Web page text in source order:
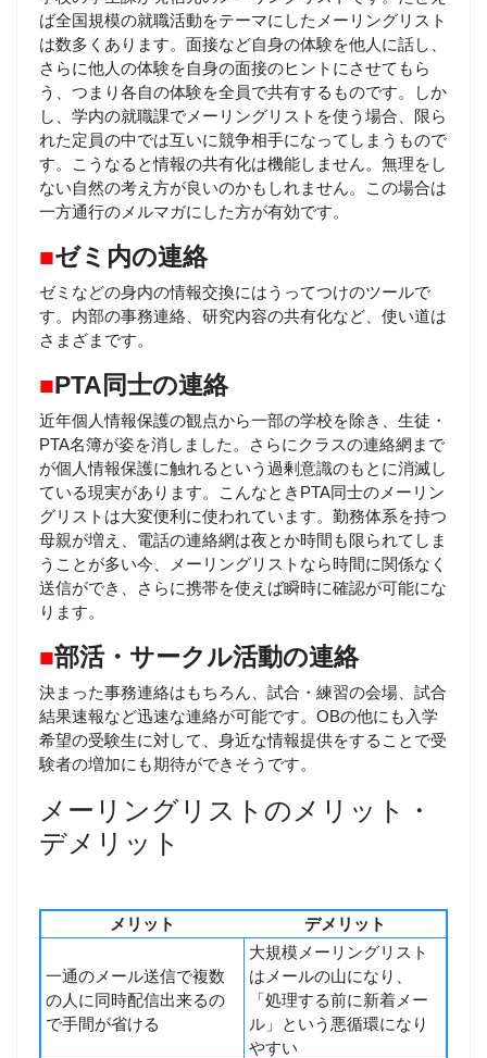
ば全国規模の就職活動をテーマにしたメーリングリスト
は数多くあります。面接など自身の体験を他人に話し、
さらに他人の体験を自身の面接のヒントにさせてもら
う、つまり各自の体験を全員で共有するものです。しか
し、学内の就職課でメーリングリストを使う場合、限ら
れた定員の中では互いに競争相手になってしまうもので
す。こうなると情報の共有化は機能しません。無理をし
ない自然の考え方が良いのかもしれません。この場合は
一方通行のメルマガにした方が有効です。
■ゼミ内の連絡
ゼミなどの身内の情報交換にはうってつけのツールで
す。内部の事務連絡、研究内容の共有化など、使い道は
さまざまです。
■PTA同士の連絡
近年個人情報保護の観点から一部の学校を除き、生徒・
PTA名簿が姿を消しました。さらにクラスの連絡網まで
が個人情報保護に触れるという過剰意識のもとに消滅し
ている現実があります。こんなときPTA同士のメーリン
グリストは大変便利に使われています。勤務体系を持つ
母親が増え、電話の連絡網は夜とか時間も限られてしま
うことが多い今、メーリングリストなら時間に関係なく
送信ができ、さらに携帯を使えば瞬時に確認が可能にな
ります。
■部活・サークル活動の連絡
決まった事務連絡はもちろん、試合・練習の会場、試合
結果速報など迅速な連絡が可能です。OBの他にも入学
希望の受験生に対して、身近な情報提供をすることで受
験者の増加にも期待ができそうです。
メーリングリストのメリット・
デメリット
メリット デメリット
一通のメール送信で複数
の人に同時配信出来るの
で手間が省ける
大規模メーリングリスト
はメールの山になり、
「処理する前に新着メー
ル」という悪循環になり
やすい